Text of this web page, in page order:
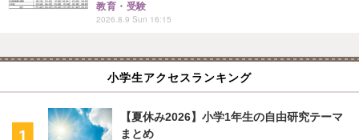
教育・受験
2026.8.9 Sun 16:15
小学生アクセスランキング
【夏休み2026】小学1年生の自由研究テーマ
まとめ